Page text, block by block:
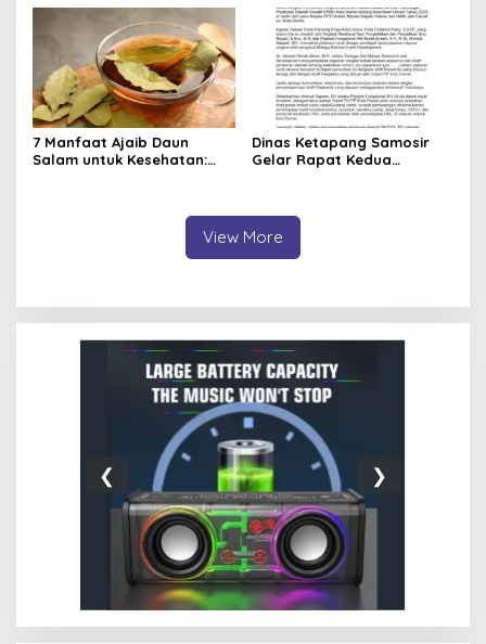
dan Dukung UMKM
7 Manfaat Ajaib Daun
Salam untuk Kesehatan:
Dinas Ketapang Samosir
Gelar Rapat Kedua
View More
❮ ❯